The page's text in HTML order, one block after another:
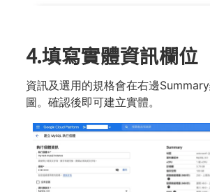
4.填寫實體資訊欄位
資訊及選⽤的規格會在右邊
圖。確認後即可建立實體。